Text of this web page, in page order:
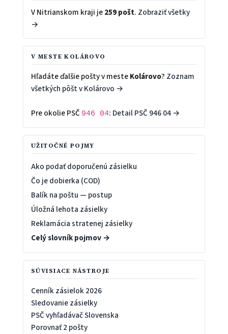
V Nitrianskom kraji je259 pošt. Zobraziť všetky
→
V MESTE KOLÁROVO
Hľadáte ďalšie pošty v mesteKolárovo? Zoznam
všetkých pôšt v Kolárovo →
Pre okolie PSČ 946 04: Detail PSČ 946 04 →
UŽITOČNÉ POJMY
Ako podať doporučenú zásielku
Čo je dobierka (COD)
Balík na poštu — postup
Úložná lehota zásielky
Reklamácia stratenej zásielky
Celý slovník pojmov →
SÚVISIACE NÁSTROJE
Cenník zásielok 2026
Sledovanie zásielky
PSČ vyhľadávač Slovenska
Porovnať 2 pošty